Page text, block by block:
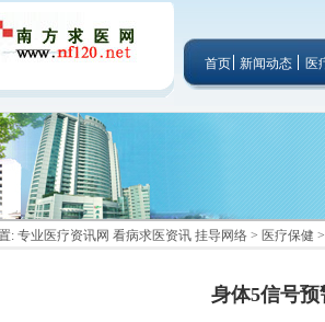
首页 新闻动态 医
: 专业医疗资讯网 看病求医资讯 挂导网络 > 医疗保健 >
身体5信号预